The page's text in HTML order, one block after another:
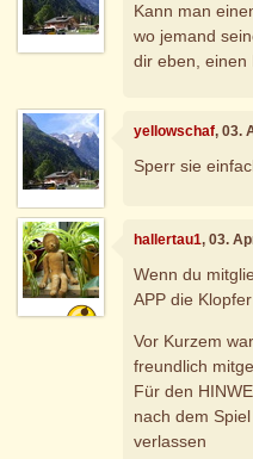
Kann man
wo jemand
dir eben, einen
yellowschaf, 03.
Sperr sie
hallertau1, 03.
Wenn du
APP die
Vor Kurzem
freundlich
Für den
nach dem
verlassen